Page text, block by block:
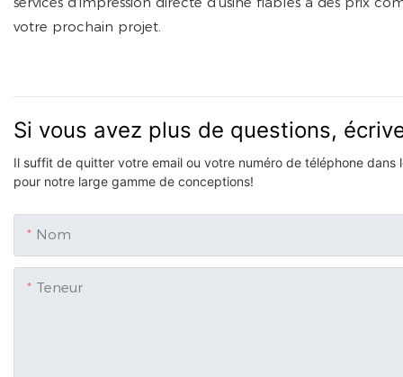
votre prochain projet.
Si vous avez plus de questions,
Il suffit de quitter votre email ou votre numéro de téléphone
pour notre large gamme de conceptions!
Nom
Teneur